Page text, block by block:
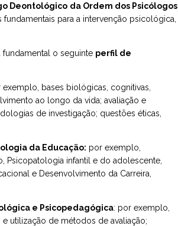
Deontológico da Ordem dos Psicólogos
para a intervenção psicológica,
fundamental o seguinte perfil de
exemplo, bases biológicas, cognitivas,
ao longo da vida; avaliação e
de investigação; questões éticas,
da Educação: por exemplo,
Psicopatologia infantil e do adolescente,
e Desenvolvimento da Carreira,
e Psicopedagógica: por exemplo,
utilização de métodos de avaliação;